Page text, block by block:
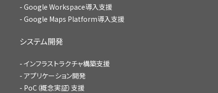
Google Workspace導入支援
Google Maps Platform導入支援
システム開発
インフラストラクチャ構築支援
アプリケーション開発
PoC（概念実証）支援